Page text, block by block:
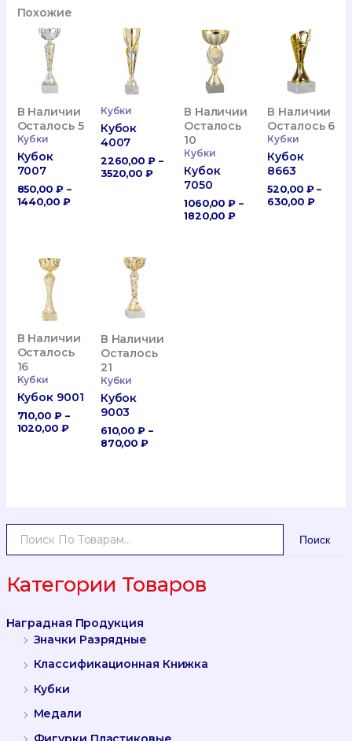
А
Т
:
Поиск
Категории Товаров
Наградная Продукция
Значки Разрядные
Классификационная Книжка
Кубки
Медали
Похожие
В Наличии
Осталось 5
Кубки
Кубок
7007
850,00 ₽ –
1440,00 ₽Диапазон
Кубки
Кубок
4007
2260,00 ₽ –
3520,00 ₽Диапазон
2260,00 ₽
3520,00 ₽
В Наличии
Осталось
10
Кубки
Кубок
7050
1060,00₽ –
1820,00₽Диапазон
В Наличии
Осталось 6
Кубки
Кубок
8663
520,00 ₽ –
630,00 ₽
В Наличии
Осталось
16
Кубки
Кубок 9001
710,00 ₽ –
1020,00 ₽Диапазон
В Наличии
Осталось
21
Кубки
Кубок
9003
610,00₽ –
870,00₽Диапазон